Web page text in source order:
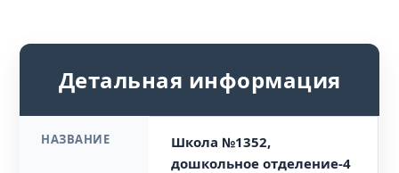
Детальная информация
НАЗВАНИЕ
Школа №1352,
дошкольное отделение-4